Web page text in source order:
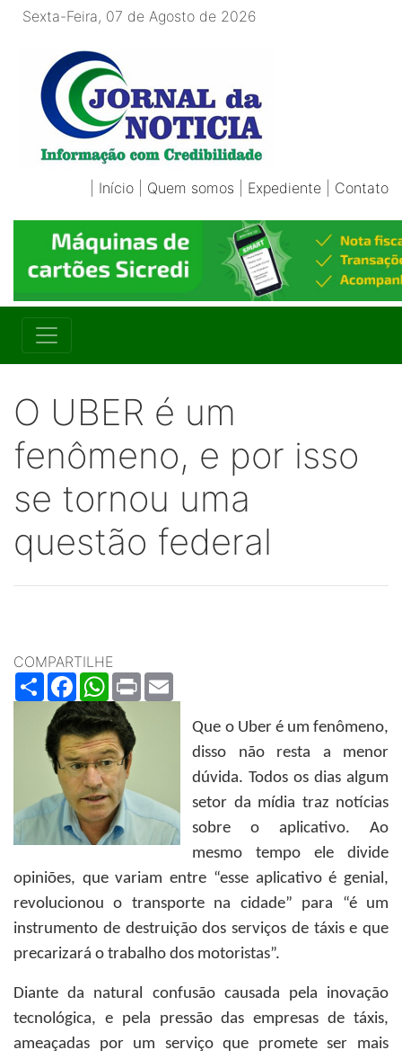
Sexta-Feira, 07 de Agosto de 2026
Início Quem somos Expediente Contato
O UBER é um
fenômeno, e por isso
se tornou uma
questão federal
COMPARTILHE
ShareFacebookWhatsApp
Print
Que o Uber é um fenômeno,
disso não resta a menor
dúvida. Todos os dias algum
setor da mídia traz notícias
sobre o aplicativo. Ao
mesmo tempo ele divide
opiniões, que variam entre “esse aplicativo é genial,
revolucionou o transporte na cidade” para “é um
instrumento de destruição dos serviços de táxis e que
precarizará o trabalho dos motoristas”.
Diante da natural confusão causada pela inovação
tecnológica, e pela pressão das empresas de táxis,
ameaçadas por um serviço que promete ser mais